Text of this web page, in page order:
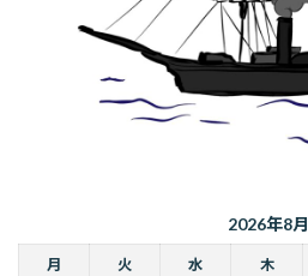
2026年8月
月 火 水 木